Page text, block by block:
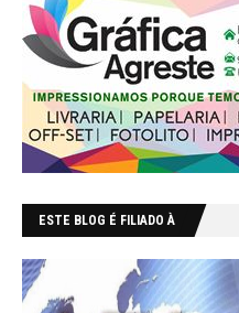
ESTE BLOG É FILIADO À